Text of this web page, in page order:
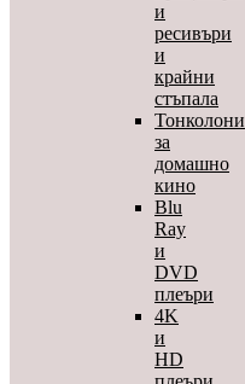
и
ресивъри
и
крайни
стъпала
Тонколони
за
домашно
кино
Blu
Ray
и
DVD
плеъри
4K
и
HD